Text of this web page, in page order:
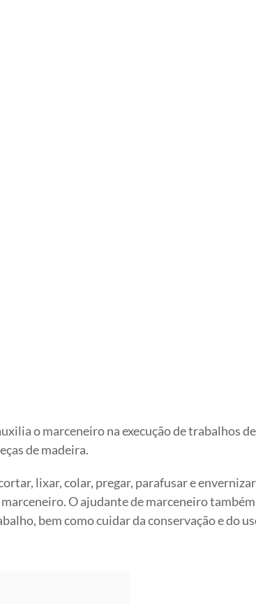
o marceneiro na execução de trabalhos
de madeira.
lixar, colar, pregar, parafusar e envernizar
O ajudante de marceneiro
bem como cuidar da conservação e do